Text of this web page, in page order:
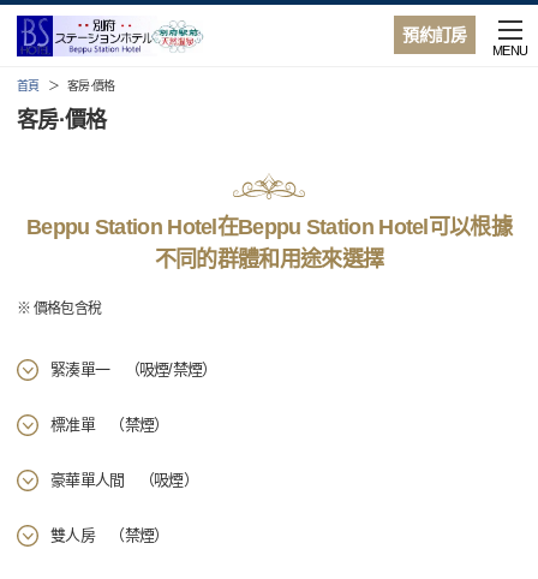
預約訂房
MENU
首頁 客房·價格
客房·價格
Beppu Station Hotel在Beppu Station Hotel可以根據
不同的群體和用途來選擇
※ 價格包含稅
緊湊單一 （吸煙/禁煙）
標准單 （禁煙）
豪華單人間 （吸煙）
雙人房 （禁煙）